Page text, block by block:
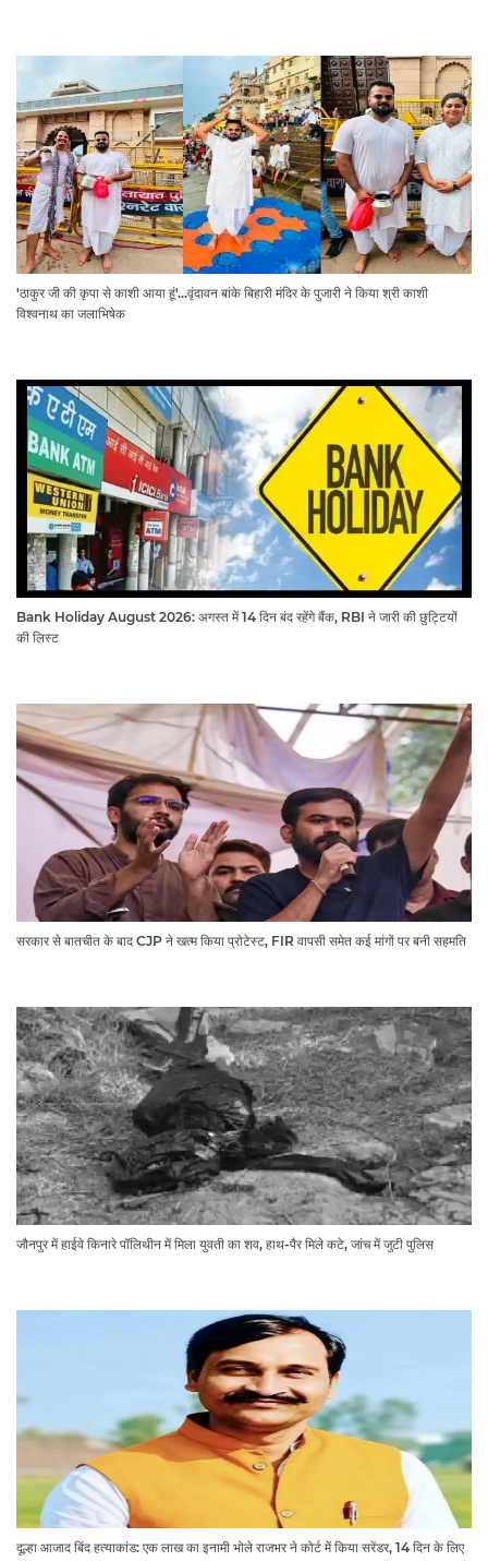
'ठाकुर जी की कृपा से काशी आया हूं'...वृंदावन बांके बिहारी मंदिर के पुजारी ने किया श्री काशी
विश्वनाथ का जलाभिषेक
Bank Holiday August 2026: अगस्त में 14 दिन बंद रहेंगे बैंक, RBI ने जारी की छुट्टियों
की लिस्ट​​​​​​​
सरकार से बातचीत के बाद CJP ने खत्म किया प्रोटेस्ट, FIR वापसी समेत कई मांगों पर बनी सहमति
जौनपुर में हाईवे किनारे पॉलिथीन में मिला युवती का शव, हाथ-पैर मिले कटे, जांच में जुटी पुलिस
दूल्हा आजाद बिंद हत्याकांड: एक लाख का इनामी भोले राजभर ने कोर्ट में किया सरेंडर, 14 दिन के लिए